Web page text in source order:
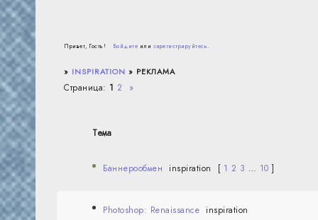
Привет, Гость! Войдите или зарегистрируйтесь.
» INSPIRATION » РЕКЛАМА
Страница: 1 2 »
Тема
Баннерообмен inspiration [ 1 2 3 … 10 ]
Photoshop: Renaissance inspiration